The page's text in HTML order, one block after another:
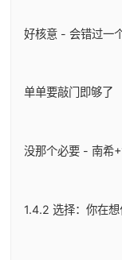
好核意 - 会错过一
单单要敲门即够了
没那个必要 - 南希
1.4.2 选择：你在想